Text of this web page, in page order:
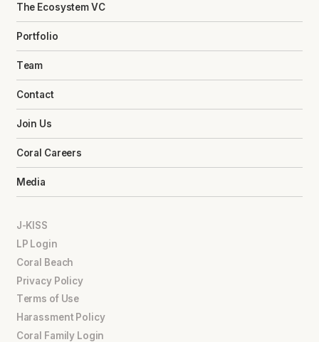
The Ecosystem VC
Portfolio
Team
Contact
Join Us
Coral Careers
Media
J-KISS
LP Login
Coral Beach
Privacy Policy
Terms of Use
Harassment Policy
Coral Family Login